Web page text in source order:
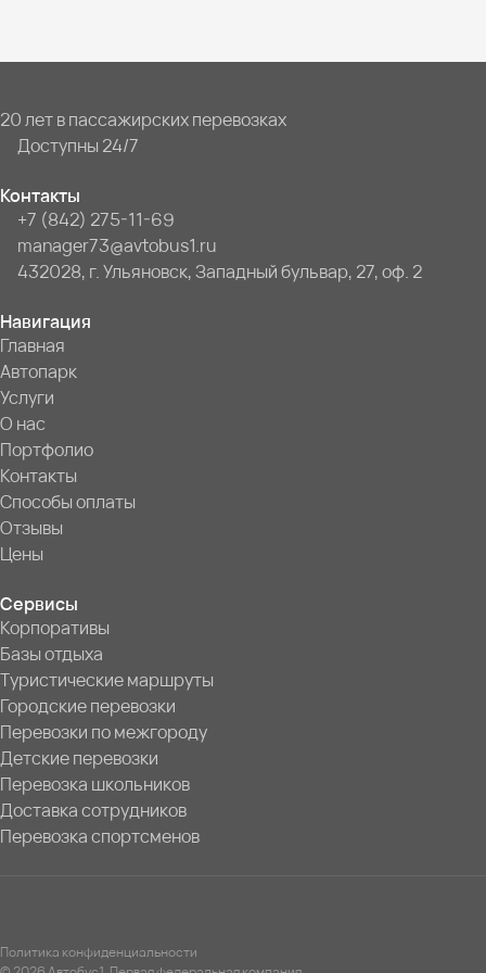
20 лет в пассажирских перевозках
Доступны 24/7
Контакты
+7 (842) 275-11-69
manager73@avtobus1.ru
432028, г. Ульяновск, Западный бульвар, 27, оф. 2
Навигация
Главная
Автопарк
Услуги
О нас
Портфолио
Контакты
Способы оплаты
Отзывы
Цены
Сервисы
Корпоративы
Базы отдыха
Туристические маршруты
Городские перевозки
Перевозки по межгороду
Детские перевозки
Перевозка школьников
Доставка сотрудников
Перевозка спортсменов
Политика конфиденциальности